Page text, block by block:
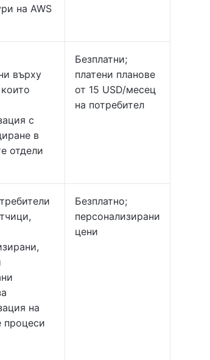
на AWS
върху
с
в
отдели
Безплатни;
платени планове
от 15 USD/месец
на потребител
на
процеси
Безплатно;
персонализирани
цени